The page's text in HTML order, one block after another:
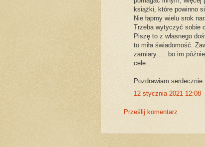
książki, które powinno
Nie łapmy wielu srok
Trzeba wytyczyć sobie
Piszę to z własnego
to miła świadomość.
zamiary..... bo im
cele.....
Pozdrawiam serdecznie.
12 stycznia 2021 12:08
Prześlij komentarz